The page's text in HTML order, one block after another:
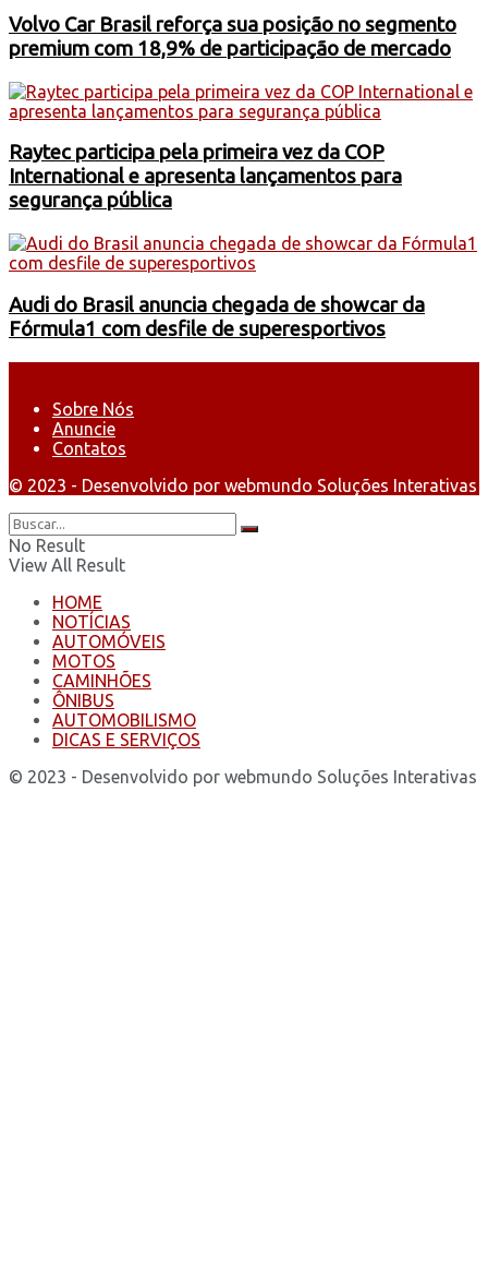
Volvo Car Brasil reforça sua posição no segmento
premium com 18,9% de participação de mercado
Raytec participa pela primeira vez da COP
International e apresenta lançamentos para
segurança pública
Audi do Brasil anuncia chegada de showcar da
Fórmula1 com desfile de superesportivos
Sobre Nós
Anuncie
Contatos
© 2023 - Desenvolvido por webmundo Soluções Interativas
No Result
View All Result
HOME
NOTÍCIAS
AUTOMÓVEIS
MOTOS
CAMINHÕES
ÔNIBUS
AUTOMOBILISMO
DICAS E SERVIÇOS
© 2023 - Desenvolvido por webmundo Soluções Interativas